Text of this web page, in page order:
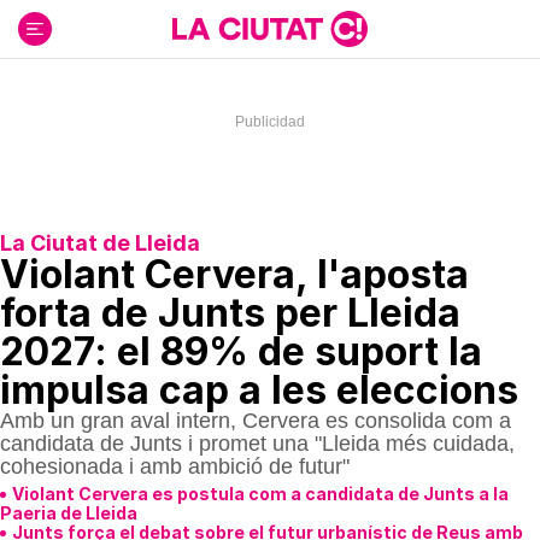
contenido
La Ciutat de Lleida
Violant Cervera, l'aposta
forta de Junts per Lleida
2027: el 89% de suport la
impulsa cap a les eleccions
Amb un gran aval intern, Cervera es consolida com a
candidata de Junts i promet una "Lleida més cuidada,
cohesionada i amb ambició de futur"
Violant Cervera es postula com a candidata de Junts a la
Paeria de Lleida
Junts força el debat sobre el futur urbanístic de Reus amb